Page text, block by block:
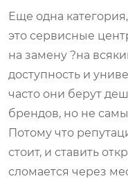
Еще одна
это сервисные
на замену ?на
доступность и
часто они берут
брендов, но не
Потому что
стоит, и ставить
сломается через